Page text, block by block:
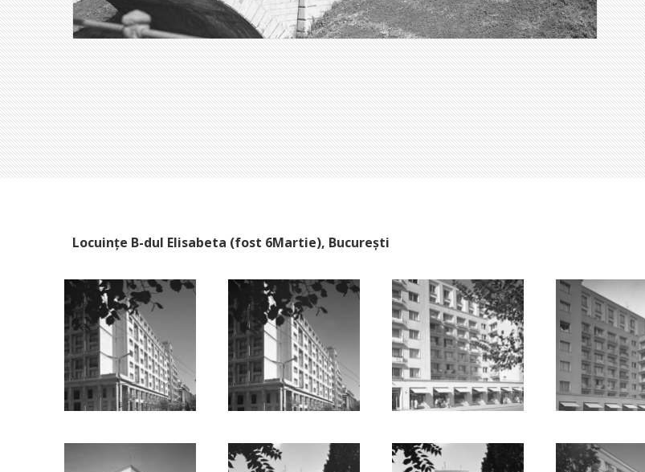
Locuințe B-dul Elisabeta (fost 6Martie), București